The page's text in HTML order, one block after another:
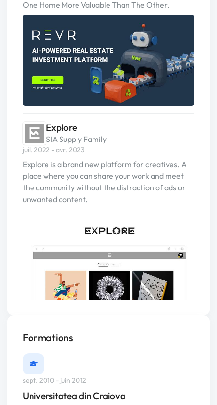
One Home More Valuable Than The Other.
Explore
SIA Supply Family
juil. 2022 - avr. 2023
Explore is a brand new platform for creatives. A
place where you can share your work and meet
the community without the distraction of ads or
unwanted content.
Formations
sept. 2010 - juin 2012
Universitatea din Craiova